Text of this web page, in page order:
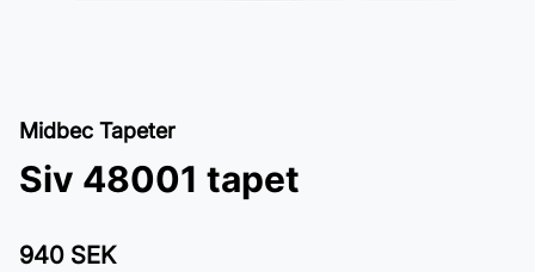
Midbec Tapeter
Siv 48001 tapet
940 SEK